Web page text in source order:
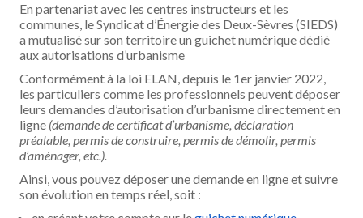
En partenariat avec les centres instructeurs et les
communes, le Syndicat d’Énergie des Deux-Sèvres (SIEDS)
a mutualisé sur son territoire un guichet numérique dédié
aux autorisations d’urbanisme
Conformément à la loi ELAN, depuis le 1er janvier 2022,
les particuliers comme les professionnels peuvent déposer
leurs demandes d’autorisation d’urbanisme directement en
ligne (demande de certificat d’urbanisme, déclaration
préalable, permis de construire, permis de démolir, permis
d’aménager, etc.).
Ainsi, vous pouvez déposer une demande en ligne et suivre
son évolution en temps réel, soit :